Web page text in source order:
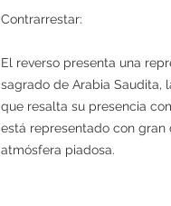
Contrarrestar:
El reverso presenta una
sagrado de Arabia Saudita,
que resalta su presencia
está representado con gran
atmósfera piadosa.